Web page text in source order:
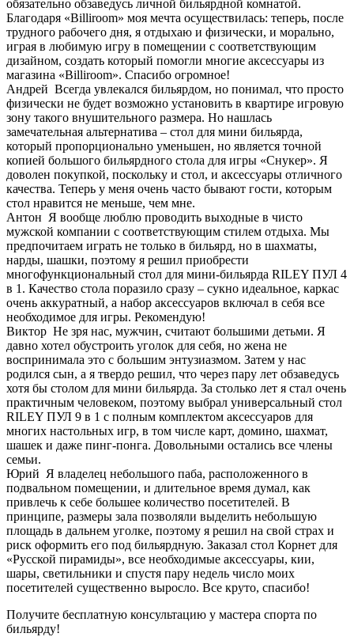
обязательно обзаведусь личной бильярдной комнатой.
Благодаря «Billiroom» моя мечта осуществилась: теперь, после
трудного рабочего дня, я отдыхаю и физически, и морально,
играя в любимую игру в помещении с соответствующим
дизайном, создать который помогли многие аксессуары из
магазина «Billiroom». Спасибо огромное!
Андрей Всегда увлекался бильярдом, но понимал, что просто
физически не будет возможно установить в квартире игровую
зону такого внушительного размера. Но нашлась
замечательная альтернатива – стол для мини бильярда,
который пропорционально уменьшен, но является точной
копией большого бильярдного стола для игры «Снукер». Я
доволен покупкой, поскольку и стол, и аксессуары отличного
качества. Теперь у меня очень часто бывают гости, которым
стол нравится не меньше, чем мне.
Антон Я вообще люблю проводить выходные в чисто
мужской компании с соответствующим стилем отдыха. Мы
предпочитаем играть не только в бильярд, но в шахматы,
нарды, шашки, поэтому я решил приобрести
многофункциональный стол для мини-бильярда RILEY ПУЛ 4
в 1. Качество стола поразило сразу – сукно идеальное, каркас
очень аккуратный, а набор аксессуаров включал в себя все
необходимое для игры. Рекомендую!
Виктор Не зря нас, мужчин, считают большими детьми. Я
давно хотел обустроить уголок для себя, но жена не
воспринимала это с большим энтузиазмом. Затем у нас
родился сын, а я твердо решил, что через пару лет обзаведусь
хотя бы столом для мини бильярда. За столько лет я стал очень
практичным человеком, поэтому выбрал универсальный стол
RILEY ПУЛ 9 в 1 с полным комплектом аксессуаров для
многих настольных игр, в том числе карт, домино, шахмат,
шашек и даже пинг-понга. Довольными остались все члены
семьи.
Юрий Я владелец небольшого паба, расположенного в
подвальном помещении, и длительное время думал, как
привлечь к себе большее количество посетителей. В
принципе, размеры зала позволяли выделить небольшую
площадь в дальнем уголке, поэтому я решил на свой страх и
риск оформить его под бильярдную. Заказал стол Корнет для
«Русской пирамиды», все необходимые аксессуары, кии,
шары, светильники и спустя пару недель число моих
посетителей существенно выросло. Все круто, спасибо!
Получите бесплатную консультацию у мастера спорта по
бильярду!